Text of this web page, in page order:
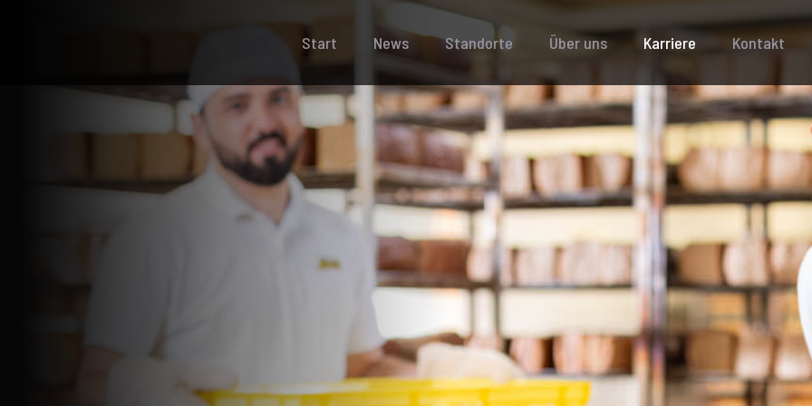
Start News Standorte Über uns Karriere Kontakt